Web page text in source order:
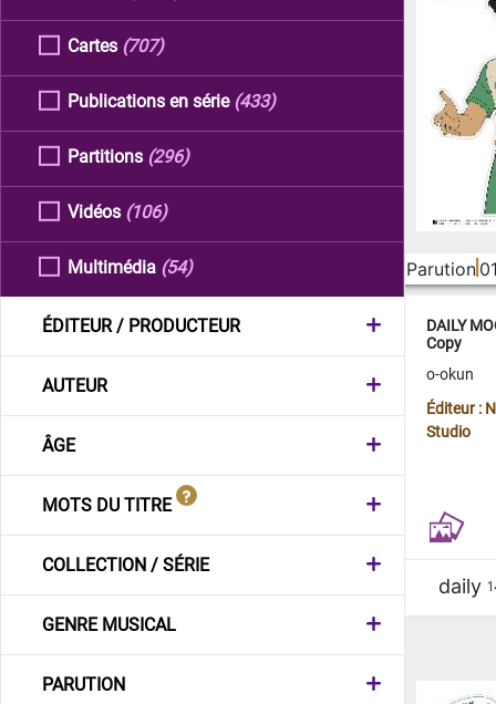
Cartes (707)
Publications en série (433)
Partitions (296)
Vidéos (106)
Multimédia (54)
ÉDITEUR / PRODUCTEUR
AUTEUR
ÂGE
MOTS DU TITRE
COLLECTION / SÉRIE
GENRE MUSICAL
PARUTION
Parution
DAILY
Copy
o-okun
Éditeur :
Studio
daily